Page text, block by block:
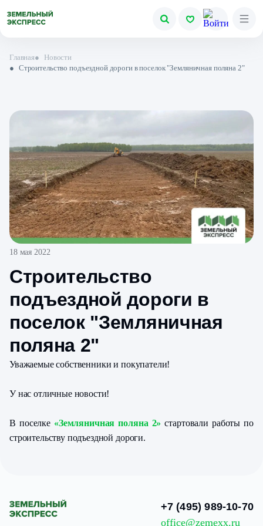
Главная●
Новости
● Строительство подъездной дороги в поселок "Земляничная поляна 2"
18 мая 2022
Строительство
подъездной дороги в
поселок "Земляничная
поляна 2"
Уважаемые собственники и покупатели!
У нас отличные новости!
В поселке «Земляничная поляна 2» стартовали работы по
строительству подъездной дороги.
+7 (495) 989-10-70
office@zemexx.ru